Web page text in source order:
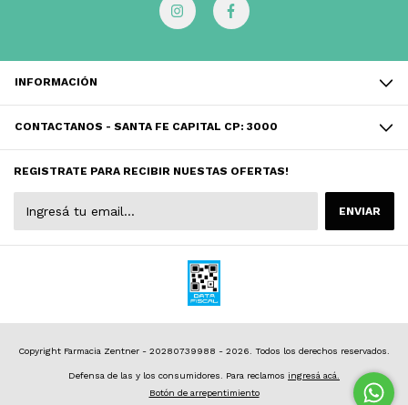
INFORMACIÓN
CONTACTANOS - SANTA FE CAPITAL CP: 3000
REGISTRATE PARA RECIBIR NUESTAS OFERTAS!
Copyright Farmacia Zentner - 20280739988 - 2026. Todos los derechos reservados.
Defensa de las y los consumidores. Para reclamos ingresá acá.
Botón de arrepentimiento